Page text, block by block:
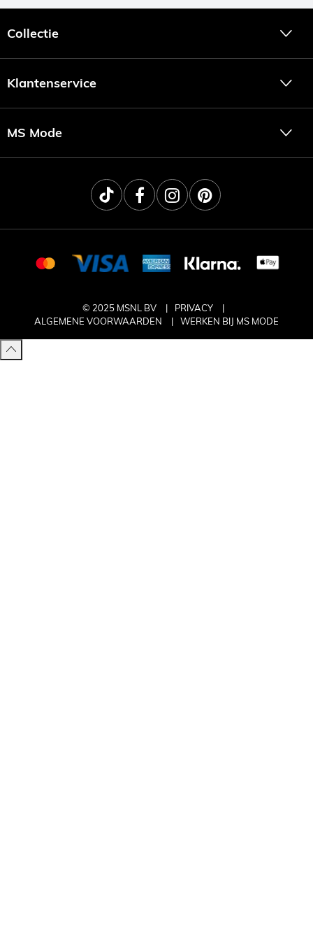
Collectie
Klantenservice
MS Mode
© 2025 MSNL BV
PRIVACY
ALGEMENE VOORWAARDEN
WERKEN BIJ MS MODE